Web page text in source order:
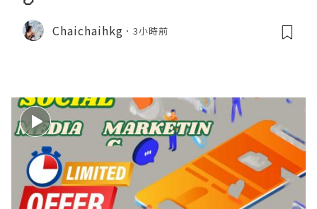
Chaichaihkg 3小時前